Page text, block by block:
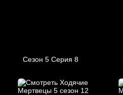
Сезон 5 Серия 8